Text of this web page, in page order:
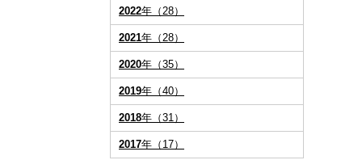
2022年（28）
2021年（28）
2020年（35）
2019年（40）
2018年（31）
2017年（17）